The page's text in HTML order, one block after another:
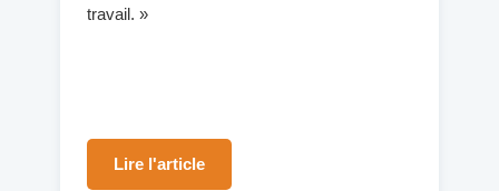
travail. »
Lire l'article